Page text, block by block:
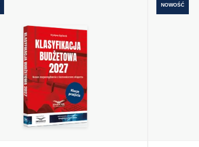
NOWOŚĆ